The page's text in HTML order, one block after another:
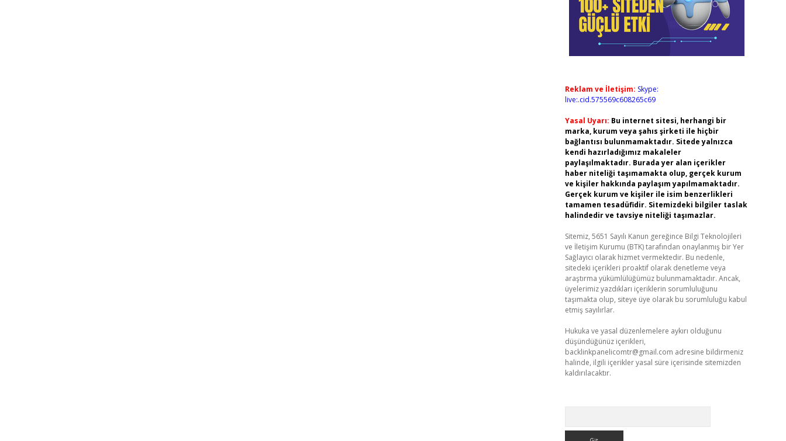
Reklam ve İletişim: Skype:
live:.cid.575569c608265c69
Yasal Uyarı: Bu internet sitesi, herhangi bir
marka, kurum veya şahıs şirketi ile hiçbir
bağlantısı bulunmamaktadır. Sitede yalnızca
kendi hazırladığımız makaleler
paylaşılmaktadır. Burada yer alan içerikler
haber niteliği taşımamakta olup, gerçek kurum
ve kişiler hakkında paylaşım yapılmamaktadır.
Gerçek kurum ve kişiler ile isim benzerlikleri
tamamen tesadüfidir. Sitemizdeki bilgiler taslak
halindedir ve tavsiye niteliği taşımazlar.
Sitemiz, 5651 Sayılı Kanun gereğince Bilgi Teknolojileri
ve İletişim Kurumu (BTK) tarafından onaylanmış bir Yer
Sağlayıcı olarak hizmet vermektedir. Bu nedenle,
sitedeki içerikleri proaktif olarak denetleme veya
araştırma yükümlülüğümüz bulunmamaktadır. Ancak,
üyelerimiz yazdıkları içeriklerin sorumluluğunu
taşımakta olup, siteye üye olarak bu sorumluluğu kabul
etmiş sayılırlar.
Hukuka ve yasal düzenlemelere aykırı olduğunu
düşündüğünüz içerikleri,
backlinkpanelicomtr@gmail.com adresine bildirmeniz
halinde, ilgili içerikler yasal süre içerisinde sitemizden
kaldırılacaktır.